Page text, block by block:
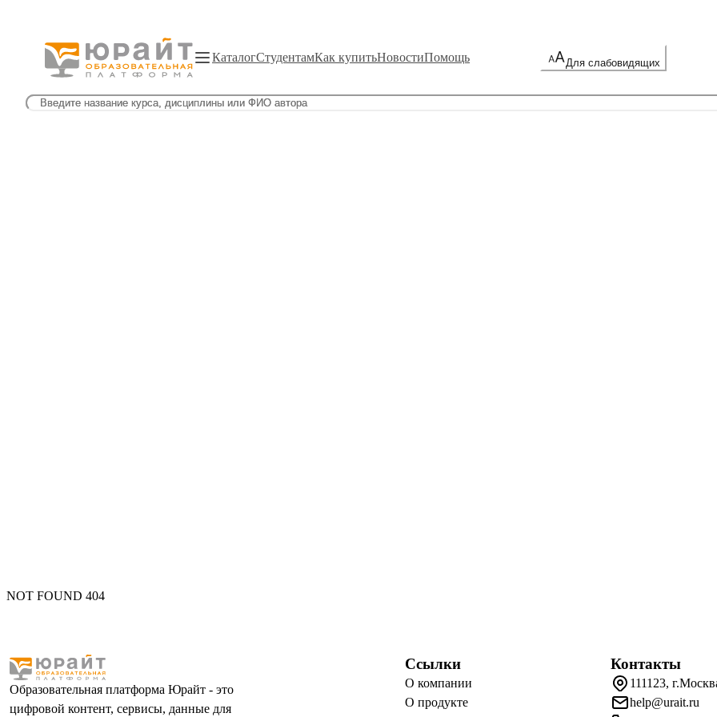
КаталогСтудентамКак купитьНовостиПомощь Для слабовидящих
NOT FOUND 404
Образовательная платформа Юрайт - это
цифровой контент, сервисы, данные для
Ссылки
О компании
О продукте
Контакты
111123,
help@urait.ru